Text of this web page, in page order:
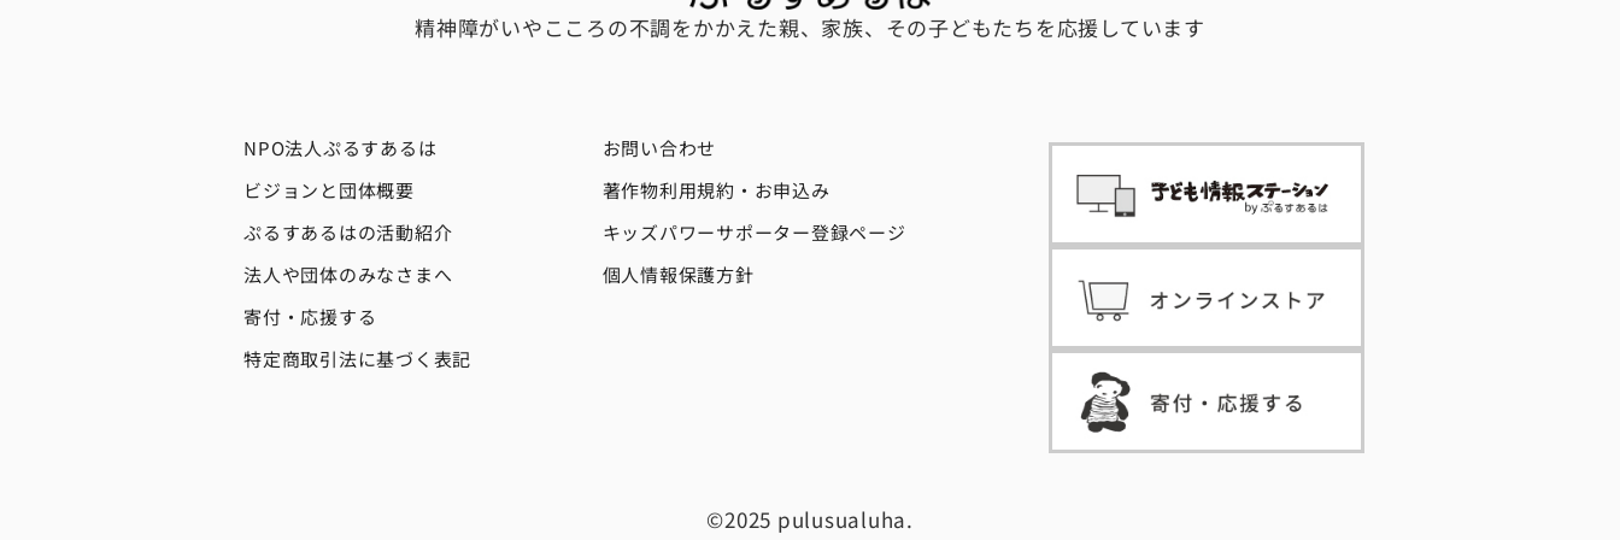
精神障がいやこころの不調をかかえた親、家族、その子どもたちを応援しています
NPO法人ぷるすあるは
ビジョンと団体概要
ぷるすあるはの活動紹介
法人や団体のみなさまへ
寄付・応援する
特定商取引法に基づく表記
お問い合わせ
著作物利用規約・お申込み
キッズパワーサポーター登録ページ
個人情報保護方針
©2025 pulusualuha.